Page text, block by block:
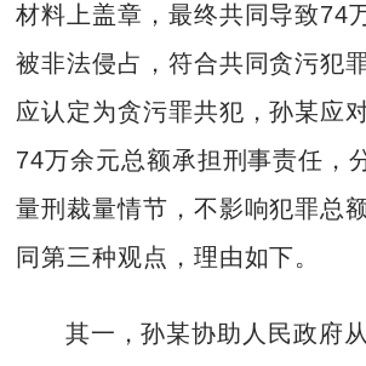
材料上盖章，最终共同导致74
被非法侵占，符合共同贪污犯
应认定为贪污罪共犯，孙某应
74万余元总额承担刑事责任，
量刑裁量情节，不影响犯罪总
同第三种观点，理由如下。
其一，孙某协助人民政府